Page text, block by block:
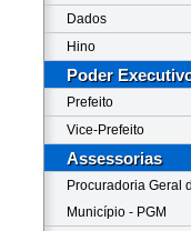
Dados
Hino
Poder
Prefeito
Vice-Prefeito
Assessorias
Procuradoria Geral
Município - PGM